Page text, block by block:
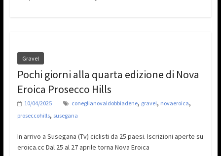
Gravel
Pochi giorni alla quarta edizione di Nova
Eroica Prosecco Hills
10/04/2025 coneglianovaldobbiadene, gravel, novaeroica,
proseccohills, susegana
In arrivo a Susegana (Tv) ciclisti da 25 paesi. Iscrizioni aperte su
eroica.cc Dal 25 al 27 aprile torna Nova Eroica